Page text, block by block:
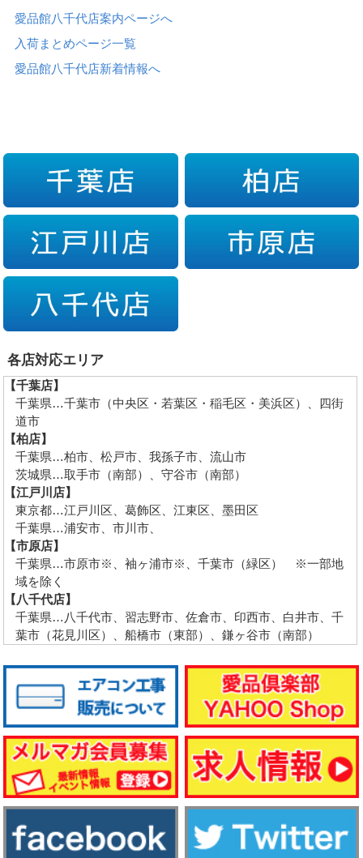
愛品館八千代店案内ページへ
入荷まとめページ一覧
愛品館八千代店新着情報へ
各店対応エリア
【千葉店】
千葉県…千葉市（中央区・若葉区・稲毛区・美浜区）、四街
道市
【柏店】
千葉県…柏市、松戸市、我孫子市、流山市
茨城県…取手市（南部）、守谷市（南部）
【江戸川店】
東京都…江戸川区、葛飾区、江東区、墨田区
千葉県…浦安市、市川市、
【市原店】
千葉県…市原市※、袖ヶ浦市※、千葉市（緑区） ※一部地
域を除く
【八千代店】
千葉県…八千代市、習志野市、佐倉市、印西市、白井市、千
葉市（花見川区）、船橋市（東部）、鎌ヶ谷市（南部）